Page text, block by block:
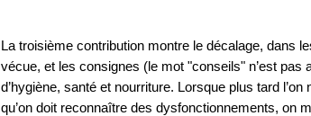
La troisième contribution montre le décalage, dans
vécue, et les consignes (le mot "conseils" n’est pas
d’hygiène, santé et nourriture. Lorsque plus tard
qu’on doit reconnaître des dysfonctionnements, on